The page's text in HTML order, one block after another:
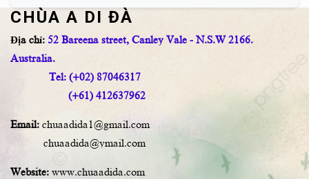
CHÙA A DI ĐÀ
Địa chỉ: 52 Bareena street, Canley Vale - N.S.W 2166.
Australia.
Tel: (+02) 87046317
(+61) 412637962
Email: chuaadida1@gmail.com
chuaadida@ymail.com
Website: www.chuaadida.com